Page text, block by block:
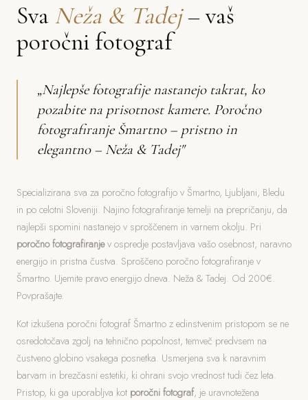
Sva Neža & Tadej– vaš
poročni fotograf
„Najlepše fotografije nastanejo takrat, ko
pozabite na prisotnost kamere. Poročno
fotografiranje Šmartno – pristno in
elegantno – Neža & Tadej"
Specializirana sva za poročno fotografijo v Šmartno, Ljubljani, Bledu
in po celotni Sloveniji. Najino fotografiranje temelji na prepričanju, da
najlepši spomini nastanejo v sproščenem in varnem okolju. Pri
poročno fotografiranjev ospredje postavljava vašo osebnost, naravno
energijo in pristna čustva. Sproščeno poročno fotografiranje v
Šmartno. Ujemite pravo energijo dneva. Neža & Tadej. Od 200€.
Povprašajte.
Kot izkušena poročni fotograf Šmartno z edinstvenim pristopom se ne
osredotočava zgolj na tehnično popolnost, temveč predvsem na
čustveno globino vsakega posnetka. Usmerjena sva k naravnim
barvam in brezčasni estetiki, ki ohrani svojo vrednost tudi čez leta.
Pristop, ki ga uporabljva kot poročni fotograf, je uravnotežena